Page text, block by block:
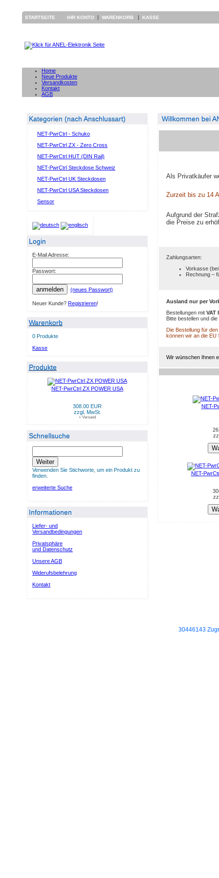
STARTSEITE IHR KONTO | WARENKORB | KASSE
Home
Neue Produkte
Versandkosten
Kontakt
AGB
Kategorien (nach Anschlussart)
NET-PwrCtrl - Schuko
NET-PwrCtrl ZX - Zero Cross
NET-PwrCtrl HUT (DIN Rail)
NET-PwrCtrl Steckdose Schweiz
NET-PwrCtrl UK Steckdosen
NET-PwrCtrl USA Steckdosen
Sensor
Login
E-Mail Adresse:
Passwort:
anmelden (neues Passwort)
Neuer Kunde? Registrieren!
Warenkorb
0 Produkte
Kasse
Produkte
NET-PwrCtrl ZX POWER USA
308.00 EUR
zzgl. MwSt.
+ Versand
Schnellsuche
Weiter
Verwenden Sie Stichworte, um ein Produkt zu
finden.
erweiterte Suche
Informationen
Liefer- und
Versandbedingungen
Privatsphäre
und Datenschutz
Unsere AGB
Widerufsbelehrung
Kontakt
Willkommen bei
Als Privatkäufer
Zurzeit bis zu 14
Aufgrund der
die Preise zu
Zahlungsarten:
Vorkasse
Rechnung –
Ausland nur per
Bestellungen mit VAT
Bitte bestellen und
Die Bestellung für
können wir an die
Wir wünschen Ihnen
NET-
NET-
30446143